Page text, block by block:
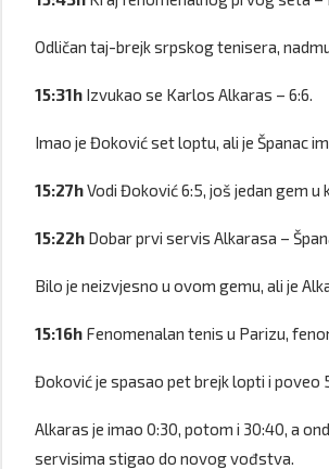
Odličan taj-brejk srpskog tenisera,
15:31h Izvukao se Karlos Alkaras – 6:6.
Imao je Đoković set loptu, ali je Španac
15:27hVodi Đoković 6:5, još jedan gem
15:22h Dobar prvi servis Alkarasa –
Bilo je neizvjesno u ovom gemu, ali je
15:16h Fenomenalan tenis u Parizu,
Đoković je spasao pet brejk lopti i poveo
Alkaras je imao 0:30, potom i 30:40, a
servisima stigao do novog vođstva.